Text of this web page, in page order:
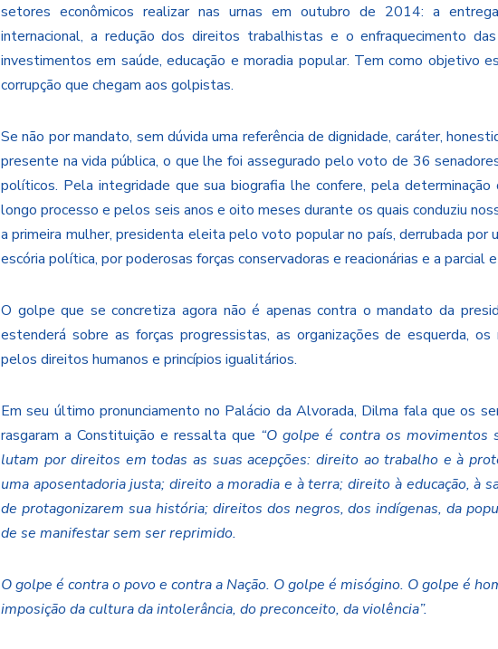
setores econômicos realizar nas urnas em outubro de 2014: a
internacional, a redução dos direitos trabalhistas e o enfraquecimento
investimentos em saúde, educação e moradia popular. Tem como objetivo
corrupção que chegam aos golpistas.
Se não por mandato, sem dúvida uma referência de dignidade, caráter,
presente na vida pública, o que lhe foi assegurado pelo voto de 36
políticos. Pela integridade que sua biografia lhe confere, pela
longo processo e pelos seis anos e oito meses durante os quais conduziu
a primeira mulher, presidenta eleita pelo voto popular no país, derrubada por
escória política, por poderosas forças conservadoras e reacionárias e a parcial
O golpe que se concretiza agora não é apenas contra o mandato da
estenderá sobre as forças progressistas, as organizações de esquerda,
pelos direitos humanos e princípios igualitários.
Em seu último pronunciamento no Palácio da Alvorada, Dilma fala que os
rasgaram a Constituição e ressalta que “O golpe é contra os movimentos
lutam por direitos em todas as suas acepções: direito ao trabalho e à
uma aposentadoria justa; direito a moradia e à terra; direito à educação, à
de protagonizarem sua história; direitos dos negros, dos indígenas, da
de se manifestar sem ser reprimido.
O golpe é contra o povo e contra a Nação. O golpe é misógino. O golpe é
imposição da cultura da intolerância, do preconceito, da violência”.